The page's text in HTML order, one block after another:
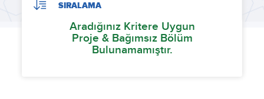
SIRALAMA
Aradığınız Kritere Uygun
Proje & Bağımsız Bölüm
Bulunamamıştır.